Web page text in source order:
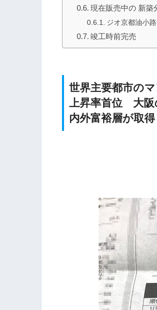
現在販売中の 新築
ジオ京都油小
竣工時前完売
世界主要都市の
上昇率首位 大阪
内外富裕層が取得